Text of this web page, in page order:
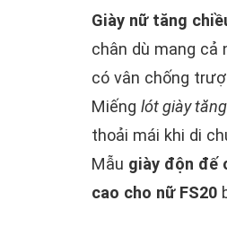
Giày nữ tăng
chân dù mang cả
có vân chống
Miếng lót giày
thoải mái khi di
Mẫu giày độn đế
cao cho nữ FS20